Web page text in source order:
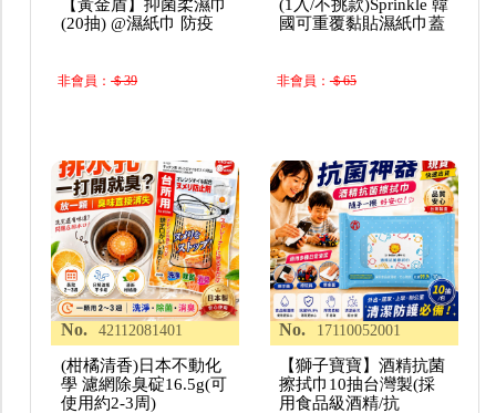
【黃金盾】抑菌柔濕巾
(20抽) @濕紙巾 防疫
非會員：＄39
(1入/不挑款)Sprinkle 韓
國可重覆黏貼濕紙巾蓋
非會員：＄65
No. 42112081401
(柑橘清香)日本不動化
學 濾網除臭碇16.5g(可
使用約2-3周)
No. 17110052001
【獅子寶寶】酒精抗菌
擦拭巾10抽台灣製(採
用食品級酒精/抗